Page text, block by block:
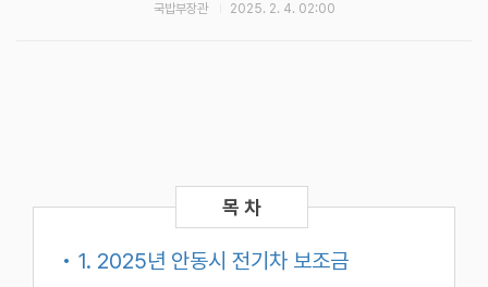
국밥부장관 2025. 2. 4. 02:00
• 1. 2025년 안동시 전기차 보조금